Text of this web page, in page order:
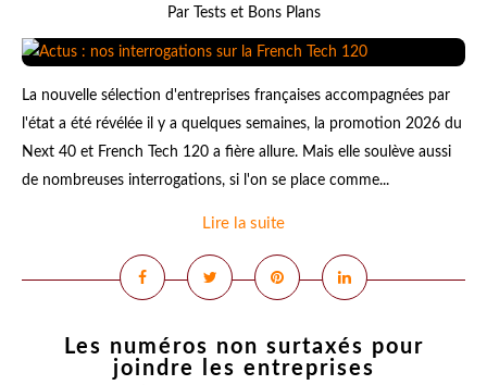
Par Tests et Bons Plans
La nouvelle sélection d'entreprises françaises accompagnées par
l'état a été révélée il y a quelques semaines, la promotion 2026 du
Next 40 et French Tech 120 a fière allure. Mais elle soulève aussi
de nombreuses interrogations, si l'on se place comme...
Lire la suite
Les numéros non surtaxés pour
joindre les entreprises